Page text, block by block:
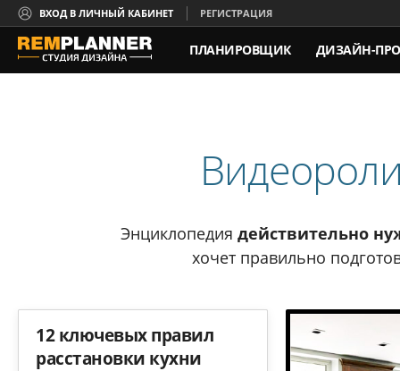
ВХОД В ЛИЧНЫЙ КАБИНЕТ РЕГИСТРАЦИЯ
ПЛАНИРОВЩИК ДИЗАЙН-
Энциклопедия действительно
хочет правильно
12 ключевых правил
расстановки кухни